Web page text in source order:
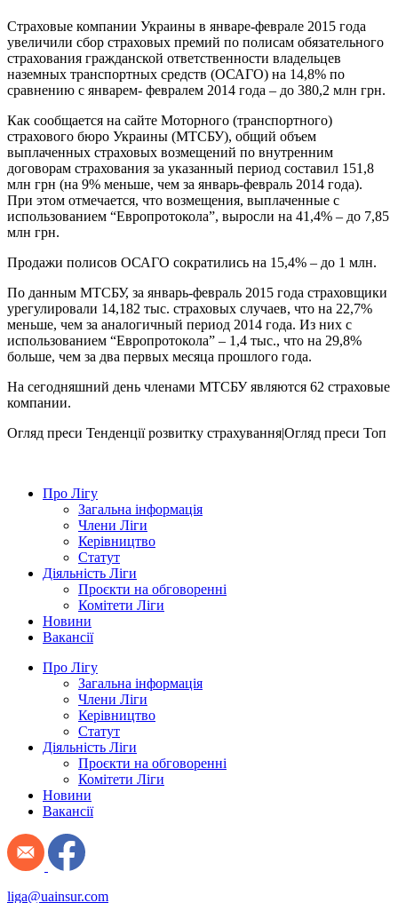
Страховые компании Украины в январе-феврале 2015 года
увеличили сбор страховых премий по полисам обязательного
страхования гражданской ответственности владельцев
наземных транспортных средств (ОСАГО) на 14,8% по
сравнению с январем- февралем 2014 года – до 380,2 млн грн.
Как сообщается на сайте Моторного (транспортного)
страхового бюро Украины (МТСБУ), общий объем
выплаченных страховых возмещений по внутренним
договорам страхования за указанный период составил 151,8
млн грн (на 9% меньше, чем за январь-февраль 2014 года).
При этом отмечается, что возмещения, выплаченные с
использованием “Европротокола”, выросли на 41,4% – до 7,85
млн грн.
Продажи полисов ОСАГО сократились на 15,4% – до 1 млн.
По данным МТСБУ, за январь-февраль 2015 года страховщики
урегулировали 14,182 тыс. страховых случаев, что на 22,7%
меньше, чем за аналогичный период 2014 года. Из них с
использованием “Европротокола” – 1,4 тыс., что на 29,8%
больше, чем за два первых месяца прошлого года.
На сегодняшний день членами МТСБУ являются 62 страховые
компании.
Огляд преси Тенденції розвитку страхування|Огляд преси Топ
Про Лігу
Загальна інформація
Члени Ліги
Керівництво
Статут
Діяльність Ліги
Проєкти на обговоренні
Комітети Ліги
Новини
Вакансії
Про Лігу
Загальна інформація
Члени Ліги
Керівництво
Статут
Діяльність Ліги
Проєкти на обговоренні
Комітети Ліги
Новини
Вакансії
liga@uainsur.com